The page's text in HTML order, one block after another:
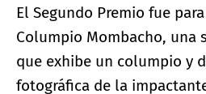
El Segundo Premio fue
Columpio Mombacho, una
que exhibe un columpio y
fotográfica de la